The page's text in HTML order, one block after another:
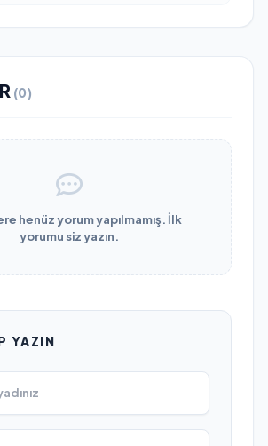
(0)
henüz yorum yapılmamış. İlk
yorumu siz yazın.
YAZIN